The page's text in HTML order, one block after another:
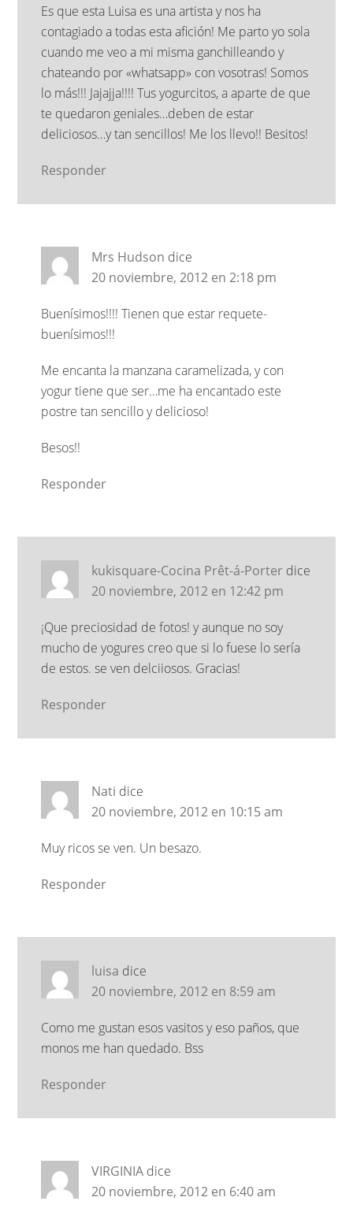
Es que esta Luisa es una artista y nos ha
contagiado a todas esta afición! Me parto yo sola
cuando me veo a mi misma ganchilleando y
chateando por «whatsapp» con vosotras! Somos
lo más!!! Jajajja!!!! Tus yogurcitos, a aparte de que
te quedaron geniales…deben de estar
deliciosos…y tan sencillos! Me los llevo!! Besitos!
Responder
Mrs Hudson dice
20 noviembre, 2012 en 2:18 pm
Buenísimos!!!! Tienen que estar requete-
buenísimos!!!
Me encanta la manzana caramelizada, y con
yogur tiene que ser…me ha encantado este
postre tan sencillo y delicioso!
Besos!!
Responder
kukisquare-Cocina Prêt-á-Porter dice
20 noviembre, 2012 en 12:42 pm
¡Que preciosidad de fotos! y aunque no soy
mucho de yogures creo que si lo fuese lo sería
de estos. se ven delciiosos. Gracias!
Responder
Nati dice
20 noviembre, 2012 en 10:15 am
Muy ricos se ven. Un besazo.
Responder
luisa dice
20 noviembre, 2012 en 8:59 am
Como me gustan esos vasitos y eso paños, que
monos me han quedado. Bss
Responder
VIRGINIA dice
20 noviembre, 2012 en 6:40 am